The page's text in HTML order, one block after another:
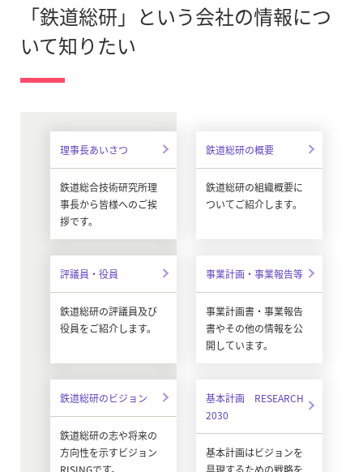
「鉄道総研」という会社の情報につ
いて知りたい
理事長あいさつ
鉄道総合技術研究所理
事長から皆様へのご挨
拶です。
鉄道総研の概要
鉄道総研の組織概要に
ついてご紹介します。
評議員・役員
鉄道総研の評議員及び
役員をご紹介します。
事業計画・事業報告等
事業計画書・事業報告
書やその他の情報を公
開しています。
鉄道総研のビジョン
鉄道総研の志や将来の
方向性を示すビジョン
基本計画 RESEARCH
2030
基本計画はビジョンを